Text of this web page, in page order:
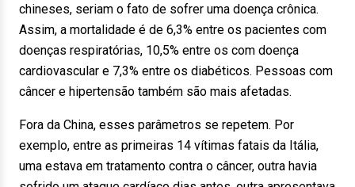
chineses, seriam o fato de sofrer uma doença crônica.
Assim, a mortalidade é de 6,3% entre os pacientes com
doenças respiratórias, 10,5% entre os com doença
cardiovascular e 7,3% entre os diabéticos. Pessoas com
câncer e hipertensão também são mais afetadas.
Fora da China, esses parâmetros se repetem. Por
exemplo, entre as primeiras 14 vítimas fatais da Itália,
uma estava em tratamento contra o câncer, outra havia